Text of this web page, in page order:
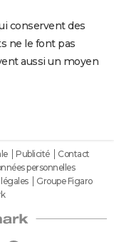
conservent des
ne le font pas
aussi un moyen
Publicité
Contact
personnelles
Groupe Figaro